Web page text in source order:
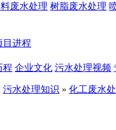
废水处理 树脂废水处理
目进程
程 企业文化 污水处理视频
污水处理知识 » 化工废水